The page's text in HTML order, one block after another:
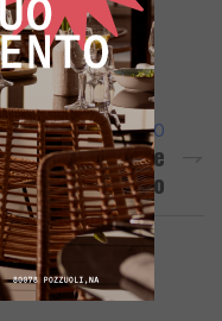
In Arrivo Al
SUCCESSIVO
Con Un Maiale
Dentro: È Giallo